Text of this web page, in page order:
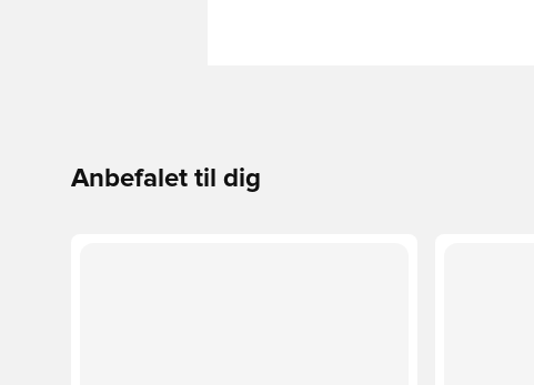
Anbefalet til dig